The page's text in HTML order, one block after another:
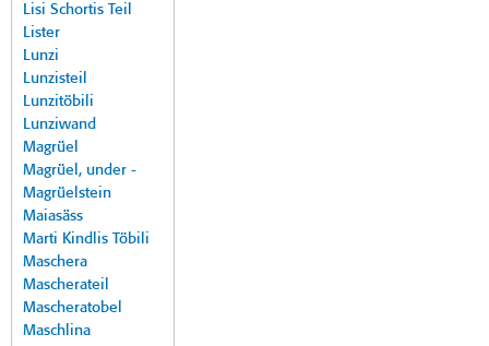
Lisi Schortis Teil
Lister
Lunzi
Lunzisteil
Lunzitöbili
Lunziwand
Magrüel
Magrüel, under -
Magrüelstein
Maiasäss
Marti Kindlis Töbili
Maschera
Mascherateil
Mascheratobel
Maschlina